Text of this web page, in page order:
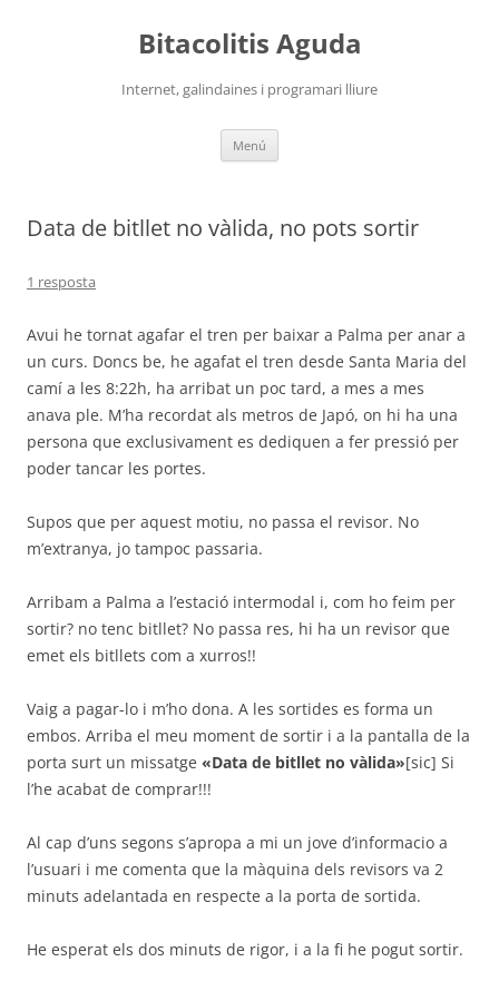
Bitacolitis Aguda
Internet, galindaines i programari lliure
Menú
Data de bitllet no vàlida, no pots sortir
1 resposta
Avui he tornat agafar el tren per baixar a Palma per anar a
un curs. Doncs be, he agafat el tren desde Santa Maria del
camí a les 8:22h, ha arribat un poc tard, a mes a mes
anava ple. M’ha recordat als metros de Japó, on hi ha una
persona que exclusivament es dediquen a fer pressió per
poder tancar les portes.
Supos que per aquest motiu, no passa el revisor. No
m’extranya, jo tampoc passaria.
Arribam a Palma a l’estació intermodal i, com ho feim per
sortir? no tenc bitllet? No passa res, hi ha un revisor que
emet els bitllets com a xurros!!
Vaig a pagar-lo i m’ho dona. A les sortides es forma un
embos. Arriba el meu moment de sortir i a la pantalla de la
porta surt un missatge «Data de bitllet no vàlida»[sic] Si
l’he acabat de comprar!!!
Al cap d’uns segons s’apropa a mi un jove d’informacio a
l’usuari i me comenta que la màquina dels revisors va 2
minuts adelantada en respecte a la porta de sortida.
He esperat els dos minuts de rigor, i a la fi he pogut sortir.